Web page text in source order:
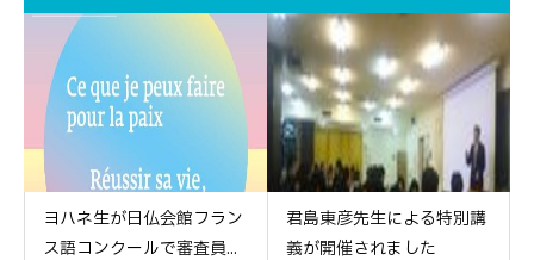
ヨハネ生が日仏会館フラン
ス語コンクールで審査員...
君島東彦先生による特別講
義が開催されました